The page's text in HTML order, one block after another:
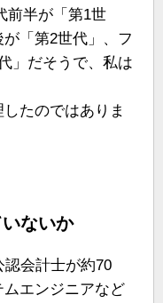
前半が「第1世
「第2世代」、フ
」だそうで、私は
たのではありま
いないか
会計士が約70
ムエンジニアなど